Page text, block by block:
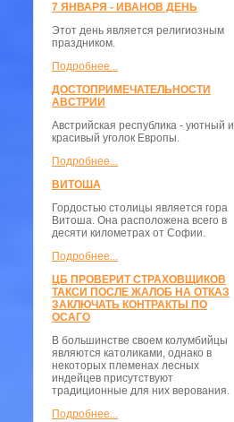
7 ЯНВАРЯ - ИВАНОВ ДЕНЬ
Этот день является религиозным
праздником.
Подробнее...
ДОСТОПРИМЕЧАТЕЛЬНОСТИ
АВСТРИИ
Австрийская республика - уютный и
красивый уголок Европы.
Подробнее...
ВИТОША
Гордостью столицы является гора
Витоша. Она расположена всего в
десяти километрах от Софии.
Подробнее...
ЦБ ПРОВЕРИТ СТРАХОВЩИКОВ
ТАКСИ ПОСЛЕ ЖАЛОБ НА ОТКАЗ
ЗАКЛЮЧАТЬ КОНТРАКТЫ ПО
ОСАГО
В большинстве своем колумбийцы
являются католиками, однако в
некоторых племенах лесных
индейцев присутствуют
традиционные для них верования.
Подробнее...